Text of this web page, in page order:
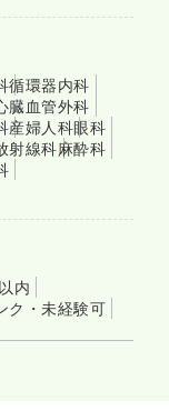
循環器内科
臓血管外科
産婦人科眼科
射線科麻酔科
内
ク・未経験可